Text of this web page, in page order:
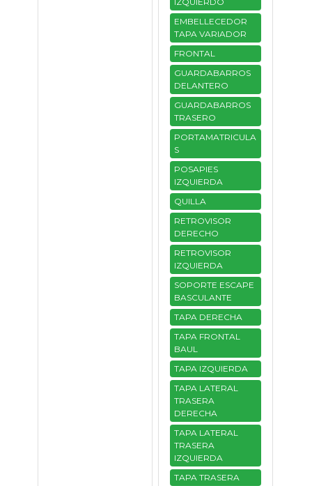
EMBELLECEDOR
TAPA VARIADOR
FRONTAL
GUARDABARROS
DELANTERO
GUARDABARROS
TRASERO
PORTAMATRICULA
S
POSAPIES
IZQUIERDA
QUILLA
RETROVISOR
DERECHO
RETROVISOR
IZQUIERDA
SOPORTE ESCAPE
BASCULANTE
TAPA DERECHA
TAPA FRONTAL
BAUL
TAPA IZQUIERDA
TAPA LATERAL
TRASERA
DERECHA
TAPA LATERAL
TRASERA
IZQUIERDA
TAPA TRASERA